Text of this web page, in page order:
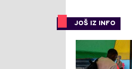
JOŠ IZ INFO